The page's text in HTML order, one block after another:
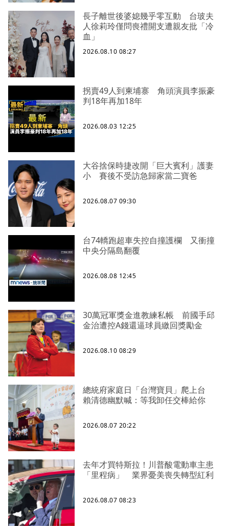
長子離世後婆媳幾乎零互動 台玻夫
人徐莉玲僅問喪禮開支遭親友批「冷
血」
2026.08.10 08:27
拐賣49人到柬埔寨 角頭演員李振豪
判18年再加18年
2026.08.03 12:25
大谷捨保時捷改開「巨大賓利」護妻
小 賽後不受訪急歸家當二寶爸
2026.08.07 09:30
台74轎跑超車失控自撞護欄 又衝撞
中央分隔島翻覆
2026.08.08 12:45
30萬冠軍獎金進教練私帳 前國手邱
金治遭控A錢還逼球員繳回獎勵金
2026.08.10 08:29
總統府家庭日「台灣寶貝」爬上台
賴清德幽默喊：等我卸任交棒給你
2026.08.07 20:22
去年才買特斯拉！川普酸電動車主患
「里程病」 業界憂美喪失轉型紅利
2026.08.07 08:23